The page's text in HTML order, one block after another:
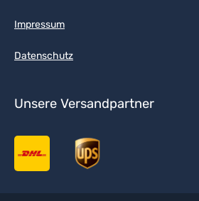
Impressum
Datenschutz
Unsere Versandpartner